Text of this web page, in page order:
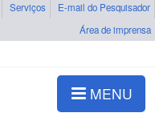
Serviços
E-mail do Pesquisador
Área de imprensa
MENU